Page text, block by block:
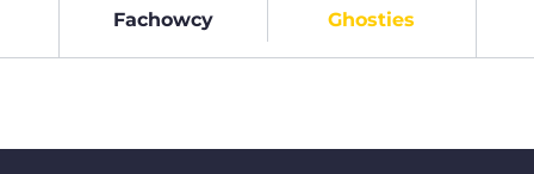
Fachowcy Ghosties